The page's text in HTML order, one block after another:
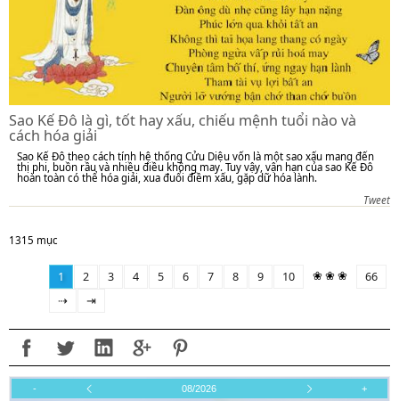
Sao Kế Đô là gì, tốt hay xấu, chiếu mệnh tuổi nào và
cách hóa giải
Sao Kế Đô theo cách tính hệ thống Cửu Diệu vốn là một sao xấu mang đến
thị phi, buồn rầu và nhiều điều không may. Tuy vậy, vận hạn của sao Kế Đô
hoàn toàn có thể hóa giải, xua đuổi điềm xấu, gặp dữ hóa lành.
Tweet
1315 mục
1 2 3 4 5 6 7 8 9 10 ❀ ❀ ❀
66
⇢
⇥
- 08/2026 +